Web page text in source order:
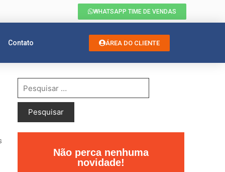
WHATSAPP TIME DE VENDAS
Contato ÁREA DO CLIENTE
Não perca nenhuma
novidade!